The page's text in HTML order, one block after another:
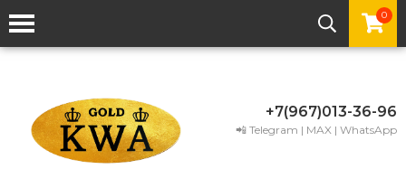
0
+7(967)013-36-96
📲 Telegram | MAX | WhatsApp